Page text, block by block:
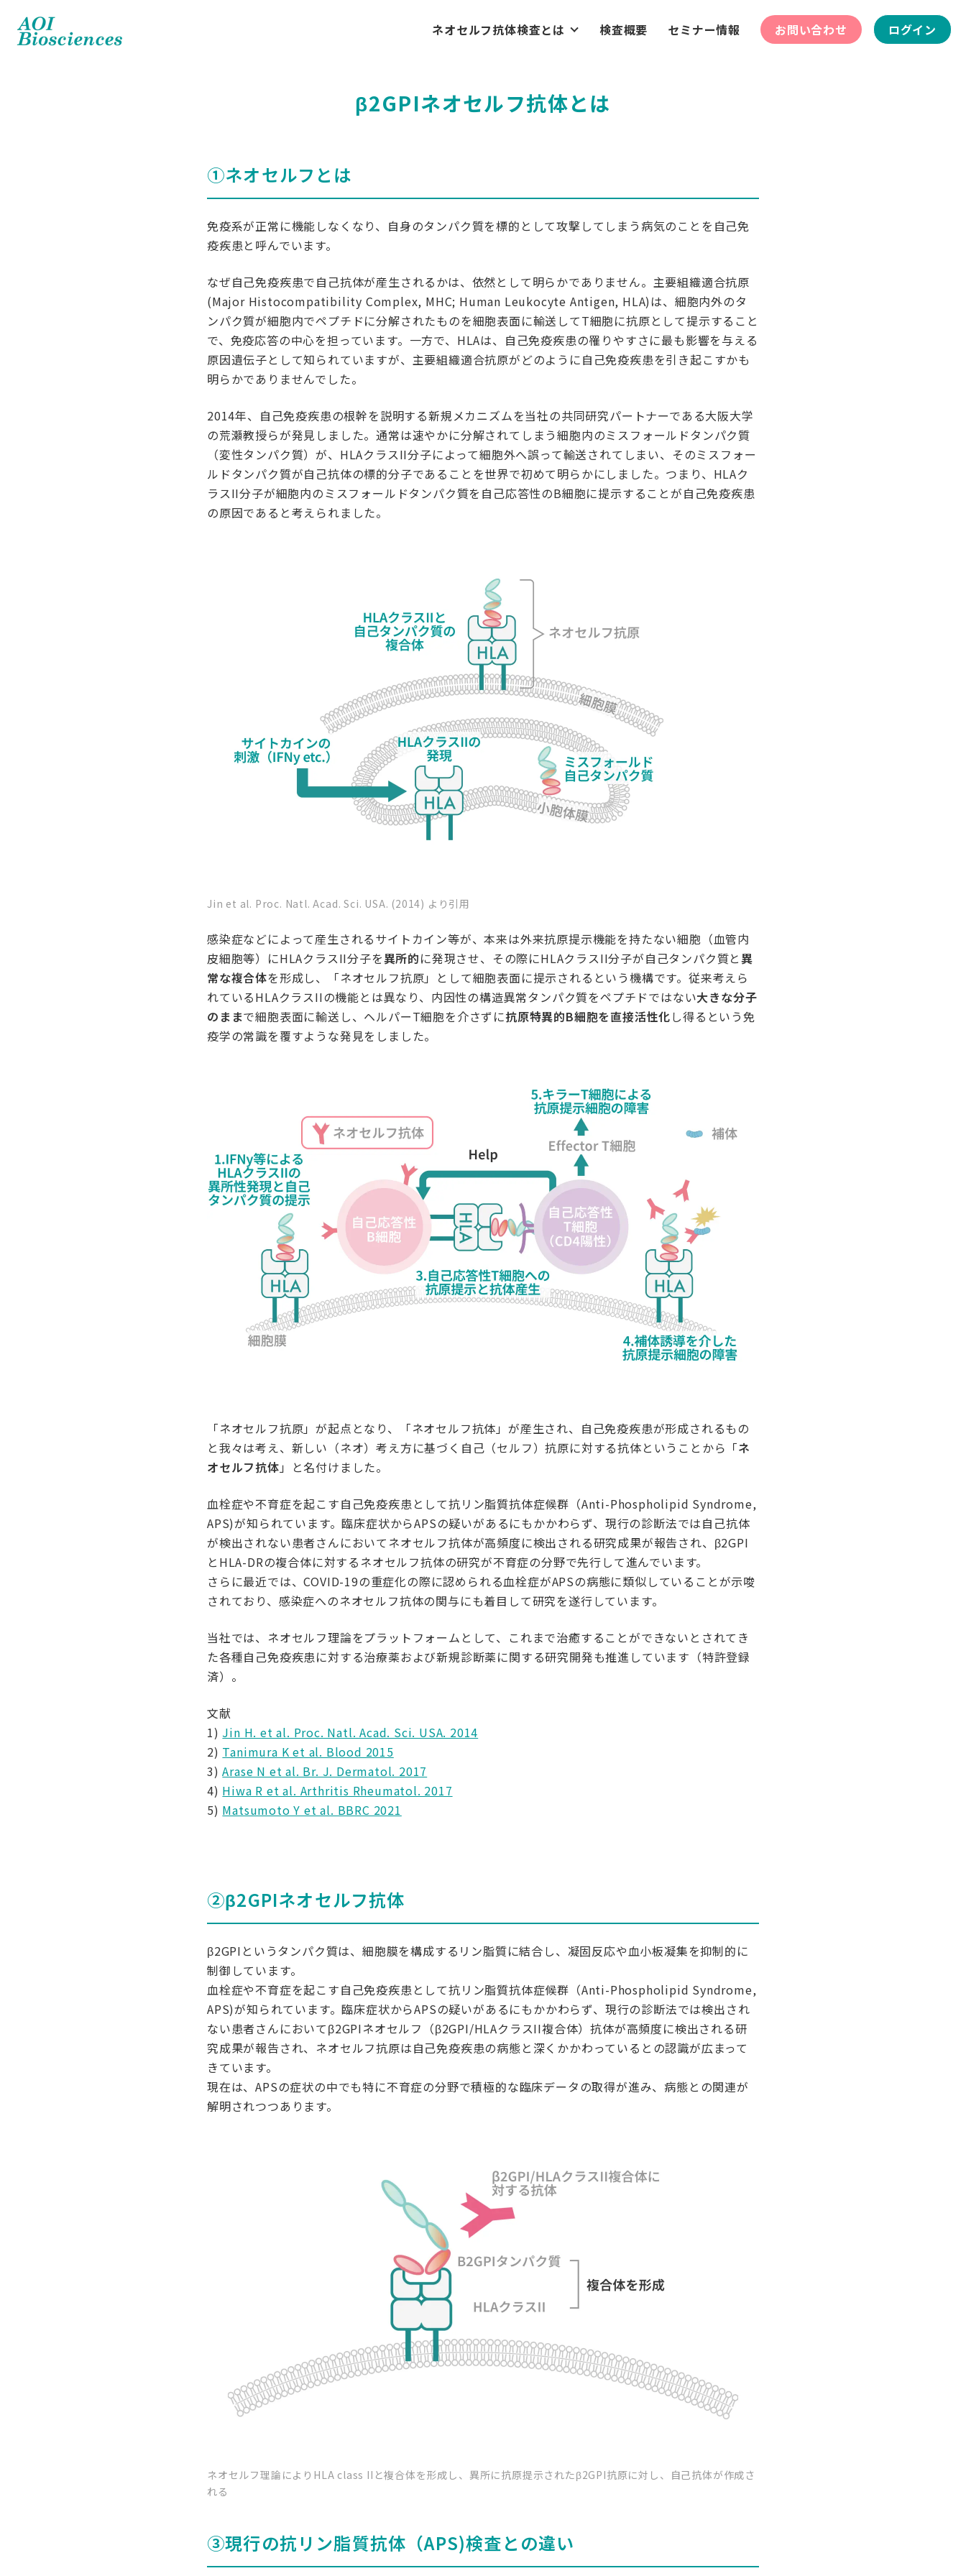
ネオセルフ抗体検査とは 検査概要 セミナー情報 お問い合わせ ログイン
β2GPIネオセルフ抗体とは
①ネオセルフとは
免疫系が正常に機能しなくなり、自身のタンパク質を標的として攻撃してしまう病気のことを自己免
疫疾患と呼んでいます。
なぜ自己免疫疾患で自己抗体が産生されるかは、依然として明らかでありません。主要組織適合抗原
(Major Histocompatibility Complex, MHC; Human Leukocyte Antigen, HLA)は、細胞内外のタ
ンパク質が細胞内でペプチドに分解されたものを細胞表面に輸送してT細胞に抗原として提示すること
で、免疫応答の中心を担っています。一方で、HLAは、自己免疫疾患の罹りやすさに最も影響を与える
原因遺伝子として知られていますが、主要組織適合抗原がどのように自己免疫疾患を引き起こすかも
明らかでありませんでした。
2014年、自己免疫疾患の根幹を説明する新規メカニズムを当社の共同研究パートナーである大阪大学
の荒瀬教授らが発見しました。通常は速やかに分解されてしまう細胞内のミスフォールドタンパク質
（変性タンパク質）が、HLAクラスII分子によって細胞外へ誤って輸送されてしまい、そのミスフォー
ルドタンパク質が自己抗体の標的分子であることを世界で初めて明らかにしました。つまり、HLAク
ラスII分子が細胞内のミスフォールドタンパク質を自己応答性のB細胞に提示することが自己免疫疾患
の原因であると考えられました。
Jin et al. Proc. Natl. Acad. Sci. USA. (2014) より引用
感染症などによって産生されるサイトカイン等が、本来は外来抗原提示機能を持たない細胞（血管内
皮細胞等）にHLAクラスII分子を異所的に発現させ、その際にHLAクラスII分子が自己タンパク質と異
常な複合体を形成し、「ネオセルフ抗原」として細胞表面に提示されるという機構です。従来考えら
れているHLAクラスIIの機能とは異なり、内因性の構造異常タンパク質をペプチドではない大きな分子
のままで細胞表面に輸送し、ヘルパーT細胞を介さずに抗原特異的B細胞を直接活性化し得るという免
疫学の常識を覆すような発見をしました。
「ネオセルフ抗原」が起点となり、「ネオセルフ抗体」が産生され、自己免疫疾患が形成されるもの
と我々は考え、新しい（ネオ）考え方に基づく自己（セルフ）抗原に対する抗体ということから「ネ
オセルフ抗体 」と名付けました。
血栓症や不育症を起こす自己免疫疾患として抗リン脂質抗体症候群（Anti-Phospholipid Syndrome,
APS)が知られています。臨床症状からAPSの疑いがあるにもかかわらず、現行の診断法では自己抗体
が検出されない患者さんにおいてネオセルフ抗体が高頻度に検出される研究成果が報告され、β2GPI
とHLA-DRの複合体に対するネオセルフ抗体の研究が不育症の分野で先行して進んでいます。
さらに最近では、COVID-19の重症化の際に認められる血栓症がAPSの病態に類似していることが示唆
されており、感染症へのネオセルフ抗体の関与にも着目して研究を遂行しています。
当社では、ネオセルフ理論をプラットフォームとして、これまで治癒することができないとされてき
た各種自己免疫疾患に対する治療薬および新規診断薬に関する研究開発も推進しています（特許登録
済）。
文献
1) Jin H. et al. Proc. Natl. Acad. Sci. USA. 2014
2) Tanimura K et al. Blood 2015
3)Arase N et al. Br. J. Dermatol. 2017
4) Hiwa R et al. Arthritis Rheumatol. 2017
5) Matsumoto Y et al. BBRC 2021
②β2GPIネオセルフ抗体
β2GPIというタンパク質は、細胞膜を構成するリン脂質に結合し、凝固反応や血小板凝集を抑制的に
制御しています。
血栓症や不育症を起こす自己免疫疾患として抗リン脂質抗体症候群（Anti-Phospholipid Syndrome,
APS)が知られています。臨床症状からAPSの疑いがあるにもかかわらず、現行の診断法では検出され
ない患者さんにおいてβ2GPIネオセルフ（β2GPI/HLAクラスII複合体）抗体が高頻度に検出される研
究成果が報告され、ネオセルフ抗原は自己免疫疾患の病態と深くかかわっているとの認識が広まって
きています。
現在は、APSの症状の中でも特に不育症の分野で積極的な臨床データの取得が進み、病態との関連が
解明されつつあります。
ネオセルフ理論によりHLA class IIと複合体を形成し、異所に抗原提示されたβ2GPI抗原に対し、自己抗体が作成さ
れる
③現行の抗リン脂質抗体（APS)検査との違い